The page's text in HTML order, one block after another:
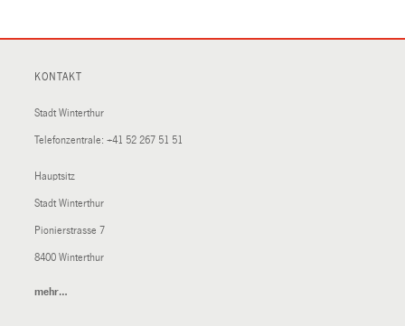
KONTAKT
Stadt Winterthur
Telefonzentrale: +41 52 267 51 51
Hauptsitz
Stadt Winterthur
Pionierstrasse 7
8400 Winterthur
mehr…